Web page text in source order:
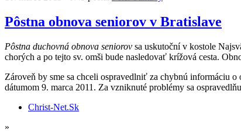
Pôstna obnova seniorov v Bratislave
Pôstna duchovná obnova seniorov sa uskutoční v kostole
chorých a po tejto sv. omši bude nasledovať krížová cesta.
Zároveň by sme sa chceli ospravedlniť za chybnú informáciu
dátumom 9. marca 2011. Za vzniknuté problémy sa
Christ-Net.Sk
»